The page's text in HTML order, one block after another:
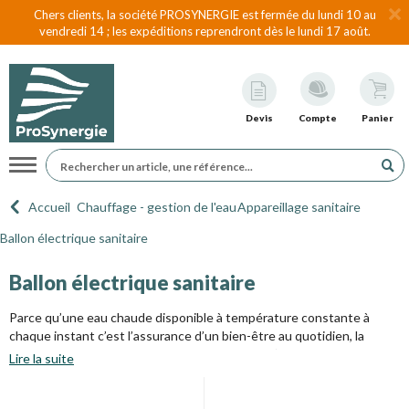
Chers clients, la société PROSYNERGIE est fermée du lundi 10 au
vendredi 14 ; les expéditions reprendront dès le lundi 17 août.
Devis Compte Panier
Navigation
Accueil Chauffage - gestion de l'eauAppareillage sanitaire
Ballon électrique sanitaire
Ballon électrique sanitaire
Parce qu’une eau chaude disponible à température constante à
chaque instant c’est l’assurance d’un bien-être au quotidien, la
gamme de chauffe-eau électrique ci-dessous s’ajuste à toutes les
Lire la suite